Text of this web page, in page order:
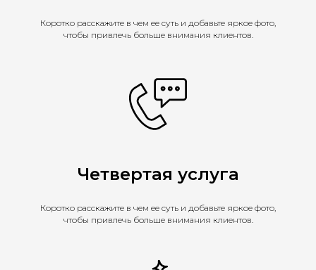
Коротко расскажите в чем ее суть и добавьте яркое фото,
чтобы привлечь больше внимания клиентов.
Четвертая услуга
Коротко расскажите в чем ее суть и добавьте яркое фото,
чтобы привлечь больше внимания клиентов.